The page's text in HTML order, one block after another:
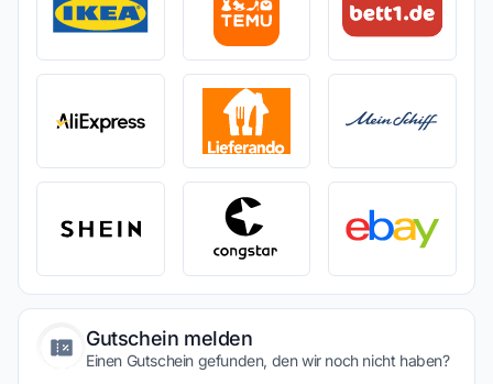
Gutschein melden
Einen Gutschein gefunden, den wir noch nicht haben?